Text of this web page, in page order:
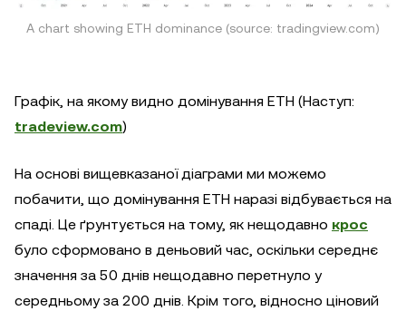
A chart showing ETH dominance (source: tradingview.com)
Графік, на якому видно домінування ETH (Наступ:
tradeview.com)
На основі вищевказаної діаграми ми можемо
побачити, що домінування ETH наразі відбувається на
спаді. Це ґрунтується на тому, як нещодавно крос
було сформовано в деньовий час, оскільки середнє
значення за 50 днів нещодавно перетнуло у
середньому за 200 днів. Крім того, відносно ціновий